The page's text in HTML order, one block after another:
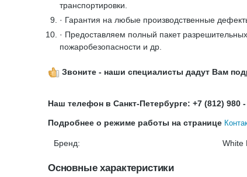
транспортировки.
· Гарантия на любые производственные
· Предоставляем полный пакет
пожаробезопасности и др.
Звоните - наши специалисты дадут Вам
Наш телефон в Санкт-Петербурге: +7 (812) 980 -
Подробнее о режиме работы на странице
Бренд: White
Основные характеристики